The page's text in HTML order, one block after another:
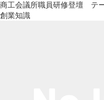
商工会議所職員研修登壇 テ
創業知識